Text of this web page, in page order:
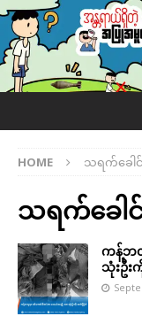
HOME သရက်ခေါင်
သရက်ခေါင်
ကန့်ဘလူ
သုံးဦ